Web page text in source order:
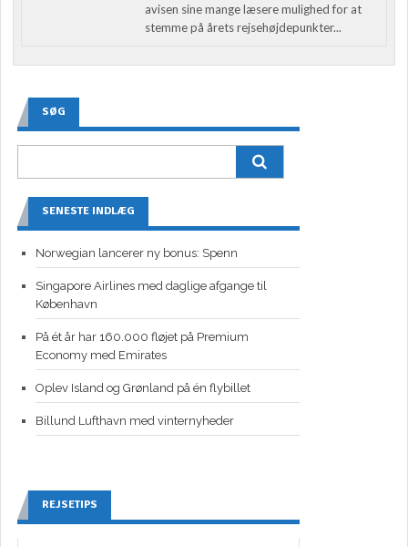
avisen sine mange læsere mulighed for at
stemme på årets rejsehøjdepunkter...
SØG
SENESTE INDLÆG
Norwegian lancerer ny bonus: Spenn
Singapore Airlines med daglige afgange til
København
På ét år har 160.000 fløjet på Premium
Economy med Emirates
Oplev Island og Grønland på én flybillet
Billund Lufthavn med vinternyheder
REJSETIPS